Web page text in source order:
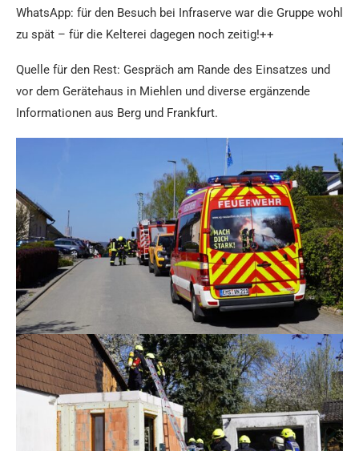
WhatsApp: für den Besuch bei Infraserve war die Gruppe wohl
zu spät – für die Kelterei dagegen noch zeitig!++
Quelle für den Rest: Gespräch am Rande des Einsatzes und
vor dem Gerätehaus in Miehlen und diverse ergänzende
Informationen aus Berg und Frankfurt.